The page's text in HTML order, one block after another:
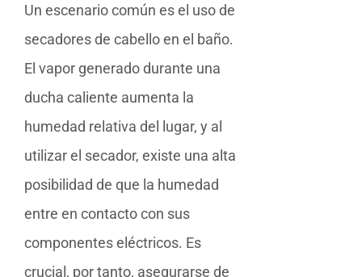
Un escenario común es el uso de
secadores de cabello en el baño.
El vapor generado durante una
ducha caliente aumenta la
humedad relativa del lugar, y al
utilizar el secador, existe una alta
posibilidad de que la humedad
entre en contacto con sus
componentes eléctricos. Es
crucial, por tanto, asegurarse de